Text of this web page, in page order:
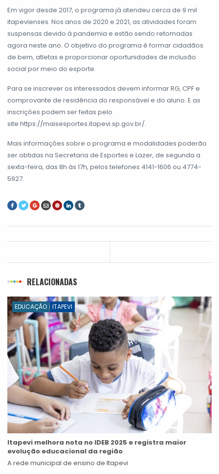
Em vigor desde 2017, o programa já atendeu cerca de 9 mil
itapevienses. Nos anos de 2020 e 2021, as atividades foram
suspensas devido à pandemia e estão sendo retomadas
agora neste ano. O objetivo do programa é formar cidadãos
de bem, atletas e proporcionar oportunidades de inclusão
social por meio do esporte.
Para se inscrever os interessados devem informar RG, CPF e
comprovante de residência do responsável e do aluno. E as
inscrições podem ser feitas pelo
site https://maisesportes.itapevi.sp.gov.br/.
Mais informações sobre o programa e modalidades poderão
ser obtidas na Secretaria de Esportes e Lazer, de segunda a
sexta-feira, das 8h às 17h, pelos telefones 4141-1606 ou 4774-
5927.
RELACIONADAS
EDUCAÇÃO ITAPEVI
Itapevi melhora nota no IDEB 2025 e registra maior
evolução educacional da região
A rede municipal de ensino de Itapevi